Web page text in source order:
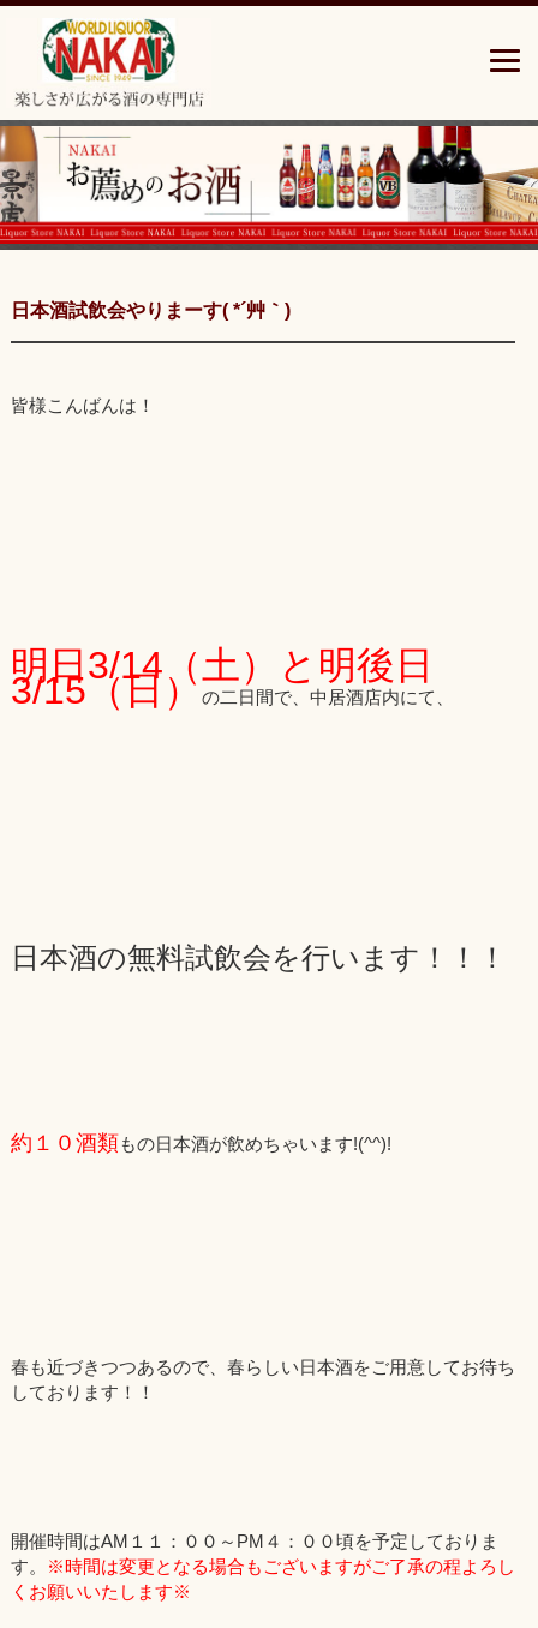
沢
市
の
楽
し
さ
が
る
日本酒試飲会やりまーす( *´艸｀)
皆様こんばんは！
明日3/14（土）と明後日
3/15（日） の二日間で、中居酒店内にて、
日本酒の無料試飲会を行います！！！
約１０酒類もの日本酒が飲めちゃいます!(^^)!
春も近づきつつあるので、春らしい日本酒をご用意してお待ち
しております！！
開催時間はAM１１：００～PM４：００頃を予定しておりま
す。
※時間は変更となる場合もございますがご了承の程よろし
くお願いいたします※